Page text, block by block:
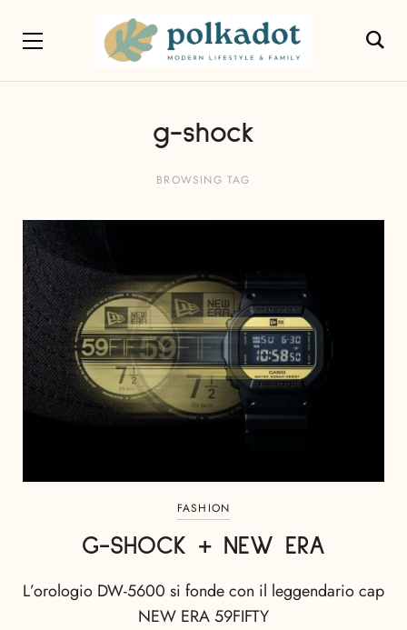
g-shock
BROWSING TAG
FASHION
G-SHOCK + NEW ERA
L’orologio DW-5600 si fonde con il leggendario cap
NEW ERA 59FIFTY